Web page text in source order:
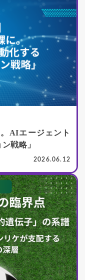
AIエージェント
戦略」
2026.06.12